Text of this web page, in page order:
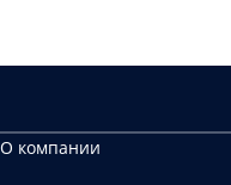
О компании